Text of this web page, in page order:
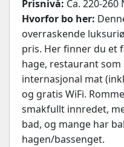
Prisnivå: Ca. 220-
Hvorfor bo her:
overraskende
pris. Her finner du et
hage, restaurant
internasjonal mat
og gratis WiFi.
smakfullt innredet,
bad, og mange har
hagen/bassenget.